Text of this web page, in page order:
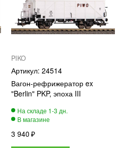
PIKO
24514
Вагон-рефрижератор ex
"Berlin" PKP, эпоха III
3 940